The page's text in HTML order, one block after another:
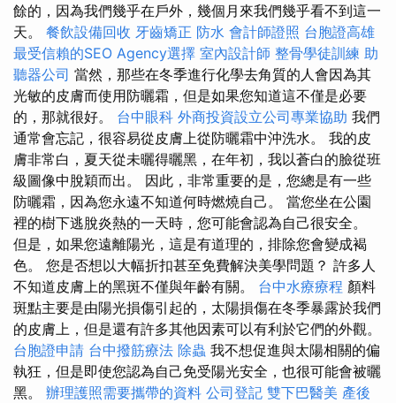
餘的，因為我們幾乎在戶外，幾個月來我們幾乎看不到這一
天。 餐飲設備回收 牙齒矯正 防水 會計師證照 台胞證高雄
最受信賴的SEO Agency選擇 室內設計師 整骨學徒訓練 助
聽器公司 當然，那些在冬季進行化學去角質的人會因為其
光敏的皮膚而使用防曬霜，但是如果您知道這不僅是必要
的，那就很好。 台中眼科 外商投資設立公司專業協助 我們
通常會忘記，很容易從皮膚上從防曬霜中沖洗水。 我的皮
膚非常白，夏天從未曬得曬黑，在年初，我以蒼白的臉從班
級圖像中脫穎而出。 因此，非常重要的是，您總是有一些
防曬霜，因為您永遠不知道何時燃燒自己。 當您坐在公園
裡的樹下逃脫炎熱的一天時，您可能會認為自己很安全。
但是，如果您遠離陽光，這是有道理的，排除您會變成褐
色。 您是否想以大幅折扣甚至免費解決美學問題？ 許多人
不知道皮膚上的黑斑不僅與年齡有關。 台中水療療程 顏料
斑點主要是由陽光損傷引起的，太陽損傷在冬季暴露於我們
的皮膚上，但是還有許多其他因素可以有利於它們的外觀。
台胞證申請 台中撥筋療法 除蟲 我不想促進與太陽相關的偏
執狂，但是即使您認為自己免受陽光安全，也很可能會被曬
黑。 辦理護照需要攜帶的資料 公司登記 雙下巴醫美 產後